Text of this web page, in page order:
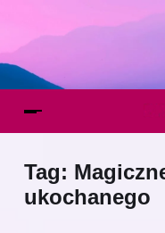
Tag:
ukochanego